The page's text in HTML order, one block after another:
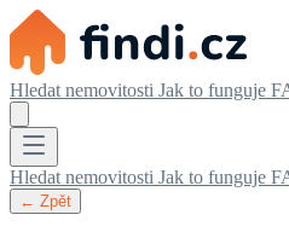
Hledat nemovitosti Jak to funguje
Hledat nemovitosti Jak to funguje
← Zpět